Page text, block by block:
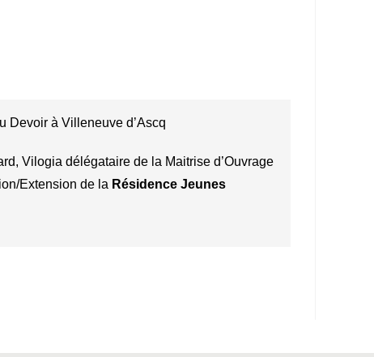
Devoir à Villeneuve d’Ascq
Vilogia délégataire de la Maitrise d’Ouvrage
Extension de la Résidence Jeunes